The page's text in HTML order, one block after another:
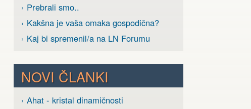
› Prebrali smo..
› Kakšna je vaša omaka gospodična?
› Kaj bi spremenil/a na LN Forumu
NOVI ČLANKI
› Ahat - kristal dinamičnosti